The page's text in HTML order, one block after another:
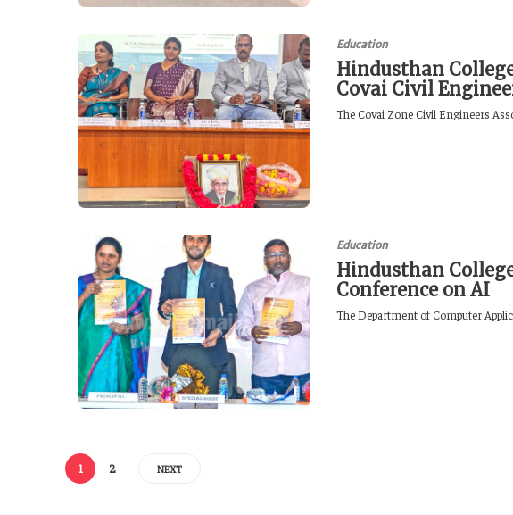
Education
Hindusthan
Covai Civil
The Covai Zone Civil Engineers
Education
Hindusthan
Conference on AI
The Department of Computer
1 2 NEXT